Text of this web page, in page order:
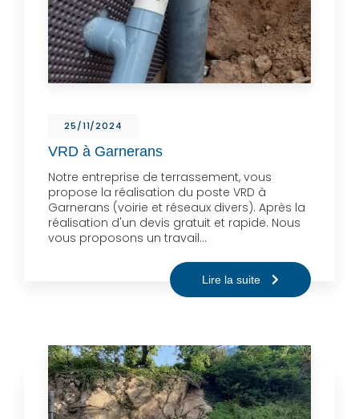
25/11/2024
VRD à Garnerans
Notre entreprise de terrassement, vous
propose la réalisation du poste VRD à
Garnerans (voirie et réseaux divers). Après la
réalisation d'un devis gratuit et rapide. Nous
vous proposons un travail…
Lire la suite